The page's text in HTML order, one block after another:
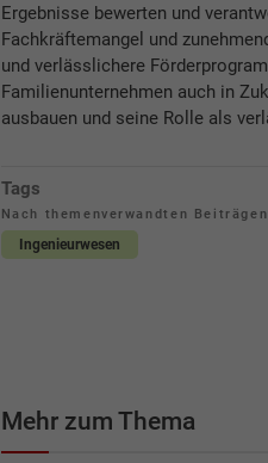
Ergebnisse bewerten und
Fachkräftemangel und
und verlässlichere
Familienunternehmen auch in
ausbauen und seine Rolle als
Tags
Nach themenverwandten
Ingenieurwesen
Mehr zum Thema